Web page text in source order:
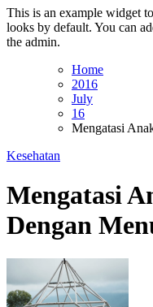
This is an example widget
looks by default. You can
the admin.
Home
2016
July
16
Mengatasi
Kesehatan
Mengatasi
Dengan